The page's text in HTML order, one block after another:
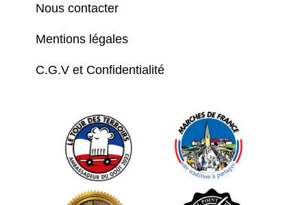
Nous contacter
Mentions légales
C.G.V et Confidentialité